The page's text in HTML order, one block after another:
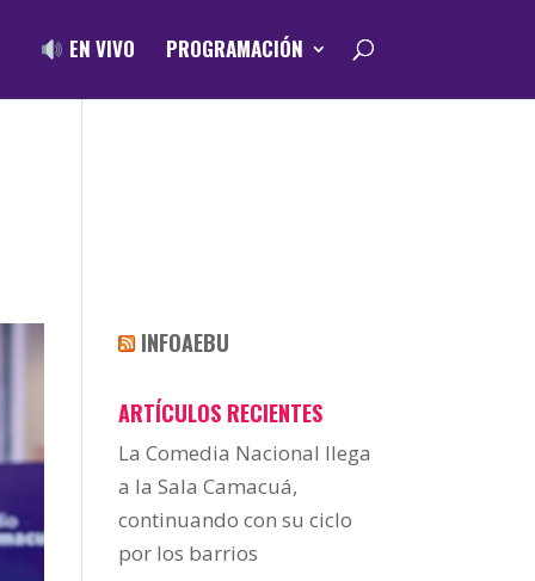
EN VIVO PROGRAMACIÓN
INFOAEBU
ARTÍCULOS RECIENTES
La Comedia Nacional llega
a la Sala Camacuá,
continuando con su ciclo
por los barrios